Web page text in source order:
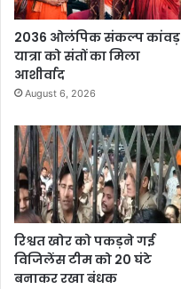
2036 ओलंपिक संकल्प कांवड़
यात्रा को संतों का मिला
आशीर्वाद
August 6, 2026
रिश्वत खोर को पकड़ने गई
विजिलेंस टीम को 20 घंटे
बनाकर रखा बंधक